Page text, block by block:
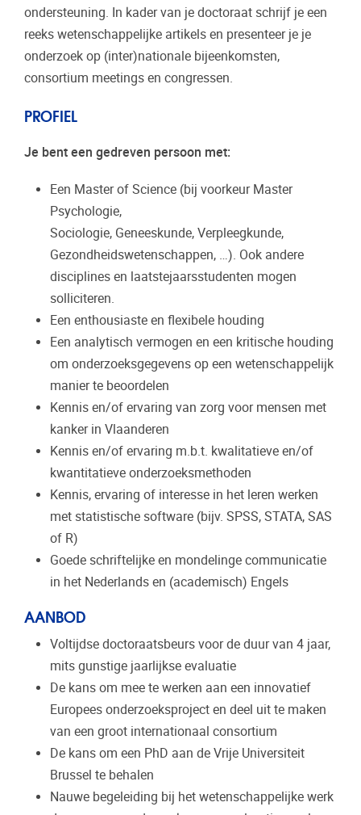
ondersteuning. In kader van je doctoraat schrijf je een
reeks wetenschappelijke artikels en presenteer je je
onderzoek op (inter)nationale bijeenkomsten,
consortium meetings en congressen.
PROFIEL
Je bent een gedreven persoon met:
Een Master of Science (bij voorkeur Master
Psychologie,
Sociologie, Geneeskunde, Verpleegkunde,
Gezondheidswetenschappen, …). Ook andere
disciplines en laatstejaarsstudenten mogen
solliciteren.
Een enthousiaste en flexibele houding
Een analytisch vermogen en een kritische houding
om onderzoeksgegevens op een wetenschappelijk
manier te beoordelen
Kennis en/of ervaring van zorg voor mensen met
kanker in Vlaanderen
Kennis en/of ervaring m.b.t. kwalitatieve en/of
kwantitatieve onderzoeksmethoden
Kennis, ervaring of interesse in het leren werken
met statistische software (bijv. SPSS, STATA, SAS
of R)
Goede schriftelijke en mondelinge communicatie
in het Nederlands en (academisch) Engels
AANBOD
Voltijdse doctoraatsbeurs voor de duur van 4 jaar,
mits gunstige jaarlijkse evaluatie
De kans om mee te werken aan een innovatief
Europees onderzoeksproject en deel uit te maken
van een groot internationaal consortium
De kans om een PhD aan de Vrije Universiteit
Brussel te behalen
Nauwe begeleiding bij het wetenschappelijke werk